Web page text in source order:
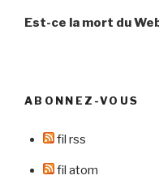
suivant
Est-ce la mort du
ABONNEZ-VOUS
fil rss
fil atom